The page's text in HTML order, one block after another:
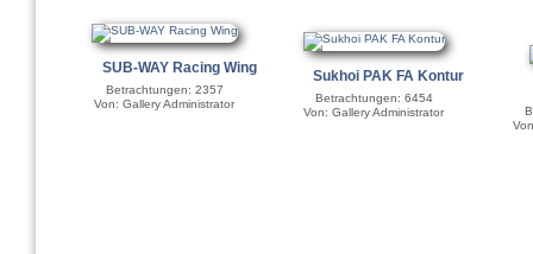
SUB-WAY Racing Wing
Betrachtungen: 2357
Von: Gallery Administrator
Sukhoi PAK FA Kontur
Betrachtungen: 6454
Von: Gallery Administrator